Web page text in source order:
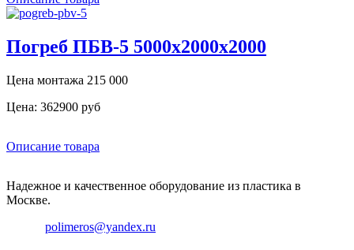
Погреб ПБВ-5 5000х2000х2000
Цена монтажа 215 000
Цена: 362900 руб
Описание товара
Надежное и качественное оборудование из пластика в
Москве.
polimeros@yandex.ru